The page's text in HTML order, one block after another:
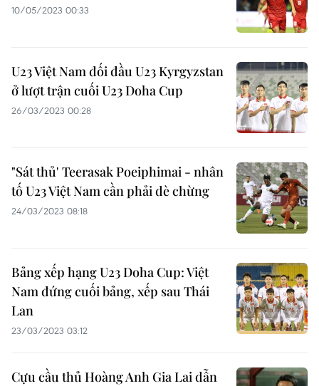
10/05/2023 00:33
U23 Việt Nam đối đầu U23 Kyrgyzstan
ở lượt trận cuối U23 Doha Cup
26/03/2023 00:28
"Sát thủ' Teerasak Poeiphimai - nhân
tố U23 Việt Nam cần phải dè chừng
24/03/2023 08:18
Bảng xếp hạng U23 Doha Cup: Việt
Nam đứng cuối bảng, xếp sau Thái
Lan
23/03/2023 03:12
Cựu cầu thủ Hoàng Anh Gia Lai dẫn